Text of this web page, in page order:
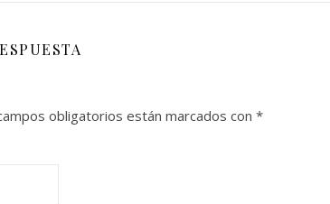
obligatorios están marcados con *